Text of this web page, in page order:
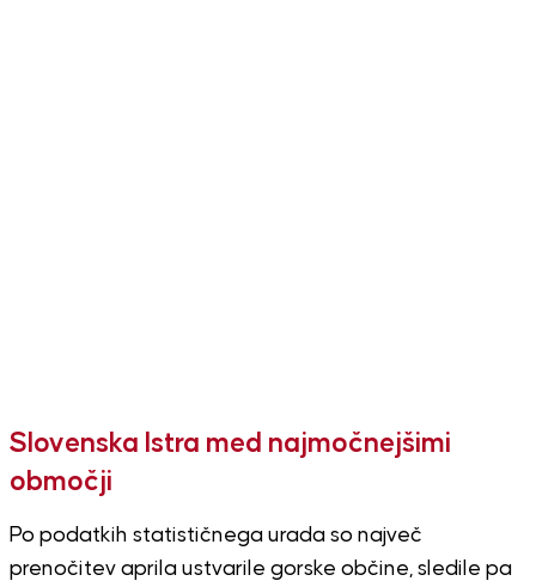
Slovenska Istra med najmočnejšimi
območji
Po podatkih statističnega urada so največ
prenočitev aprila ustvarile gorske občine, sledile pa